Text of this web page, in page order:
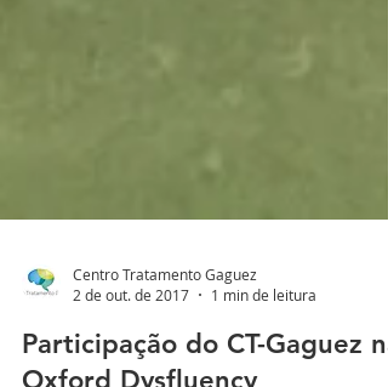
Centro Tratamento Gaguez
2 de out. de 2017
1 min de leitura